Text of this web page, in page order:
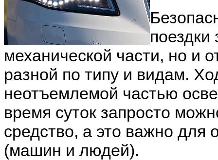
поездки
механической части, но и
разной по типу и видам.
неотъемлемой частью
время суток запросто
средство, а это важно для
(машин и людей).